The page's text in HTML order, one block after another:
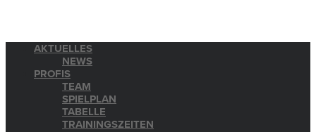
AKTUELLES
NEWS
PROFIS
TEAM
SPIELPLAN
TABELLE
TRAININGSZEITEN